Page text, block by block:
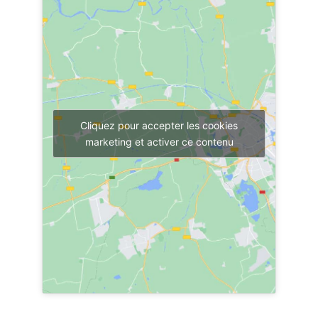
Cliquez pour accepter les cookies
marketing et activer ce contenu